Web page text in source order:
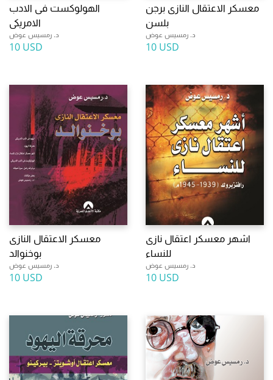
الهولوكست فى الادب
الامريكى
د. رمسيس عوض
10 USD
معسكر الاعتقال النازى برجن
بلسن
د. رمسيس عوض
10 USD
معسكر الاعتقال النازى
بوخنوالد
د. رمسيس عوض
10 USD
اشهر معسكر اعتقال نازى
للنساء
د. رمسيس عوض
10 USD